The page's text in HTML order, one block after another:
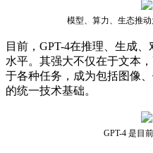
模型、算力、生态推
目前，GPT-4在推理、生成
水平。其强大不仅在于文本
于各种任务，成为包括图像
的统一技术基础。
GPT-4 是目